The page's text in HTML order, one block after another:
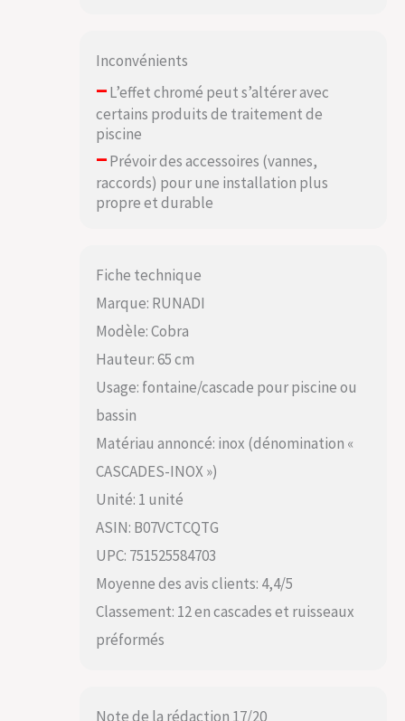
Inconvénients
–L’effet chromé peut s’altérer avec
certains produits de traitement de
piscine
–Prévoir des accessoires (vannes,
raccords) pour une installation plus
propre et durable
Fiche technique
Marque: RUNADI
Modèle: Cobra
Hauteur: 65 cm
Usage: fontaine/cascade pour piscine ou
bassin
Matériau annoncé: inox (dénomination «
CASCADES-INOX »)
Unité: 1 unité
ASIN: B07VCTCQTG
UPC: 751525584703
Moyenne des avis clients: 4,4/5
Classement: 12 en cascades et ruisseaux
préformés
Note de la rédaction 17/20